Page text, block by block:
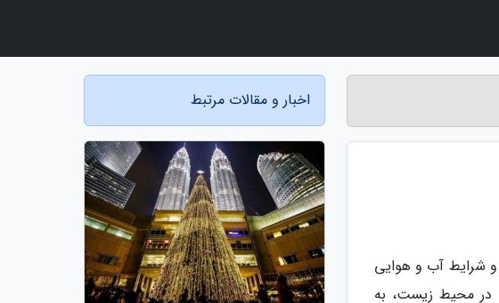
و شرایط آب و هوایی
محیط زیست، به
اخبار و مقالات مرتبط